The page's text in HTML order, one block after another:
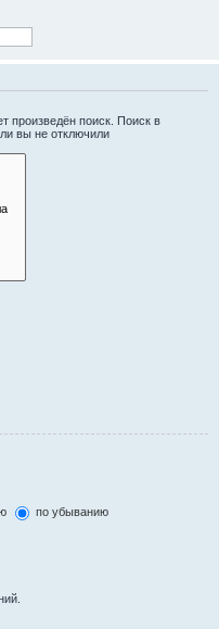
произведён поиск. Поиск в
вы не отключили
по убыванию